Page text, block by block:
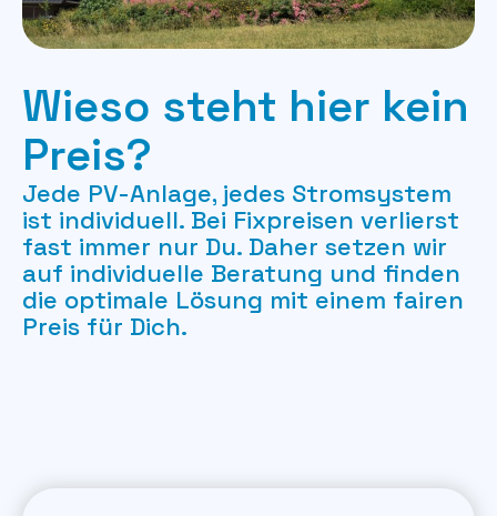
Wieso steht hier kein
Preis?
Jede PV-Anlage, jedes Stromsystem
ist individuell. Bei Fixpreisen verlierst
fast immer nur Du. Daher setzen wir
auf individuelle Beratung und finden
die optimale Lösung mit einem fairen
Preis für Dich.